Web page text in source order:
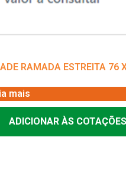
RAMADA ESTREITA 76
mais
ADICIONAR ÀS COTAÇÕES